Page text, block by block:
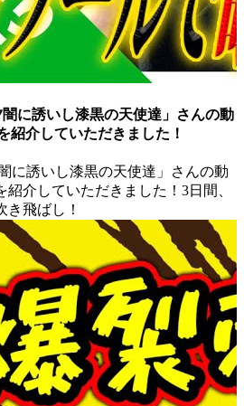
闇に誘いし漆黒の天使達」さんの動
紹介していただきました！
に誘いし漆黒の天使達」さんの動
紹介していただきました！3日間、
き飛ばし！